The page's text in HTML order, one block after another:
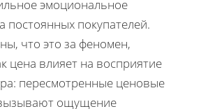
эмоциональное
постоянных покупателей.
что это за феномен,
цена влияет на восприятие
пересмотренные ценовые
ощущение